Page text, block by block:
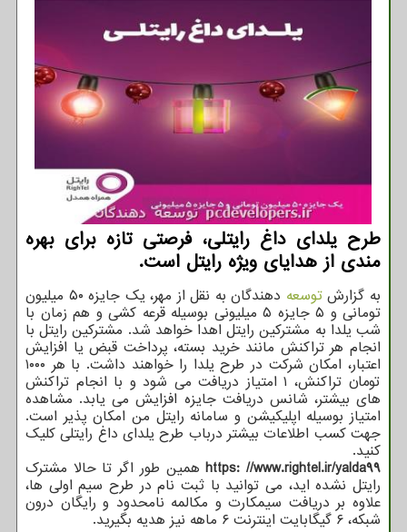
طرح یلدای داغ رایتلی، فرصتی تازه برای بهره
مندی از هدایای ویژه رایتل است.
به گزارشتوسعه دهندگان به نقل از مهر، یک جایزه ۵۰ میلیون
تومانی و ۵ جایزه ۵ میلیونی بوسیله قرعه کشی و هم زمان با
شب یلدا به مشترکین رایتل اهدا خواهد شد. مشترکین رایتل با
انجام هر تراکنش مانند خرید بسته، پرداخت قبض یا افزایش
اعتبار، امکان شرکت در طرح یلدا را خواهند داشت. با هر ۱۰۰۰
تومان تراکنش، ۱ امتیاز دریافت می شود و با انجام تراکنش
های بیشتر، شانس دریافت جایزه افزایش می یابد. مشاهده
امتیاز بوسیله اپلیکیشن و سامانه رایتل من امکان پذیر است.
جهت کسب اطلاعات بیشتر درباب طرح یلدای داغ رایتلی کلیک
کنید.
https: //www.rightel.ir/yalda۹۹همین طور اگر تا حالا مشترک
رایتل نشده اید، می توانید با ثبت نام در طرح سیم اولی ها،
علاوه بر دریافت سیمکارت و مکالمه نامحدود و رایگان درون
شبکه، ۶ گیگابایت اینترنت ۶ ماهه نیز هدیه بگیرید.